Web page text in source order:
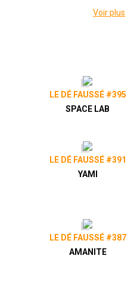
mais sans oublier les attentes des
Matthieu
Voir plus
LE DÉ FAUSSÉ #395
SPACE LAB
LE DÉ FAUSSÉ #391
YAMI
LE DÉ FAUSSÉ #387
AMANITE